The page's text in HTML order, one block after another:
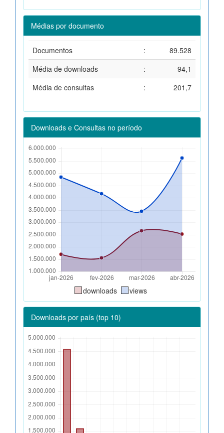
Médias por documento
Documentos :
89.528
Média de downloads
:
94,1
Média de consultas
: 201,7
Downloads e Consultas no período
downloads views
Downloads por país (top 10)